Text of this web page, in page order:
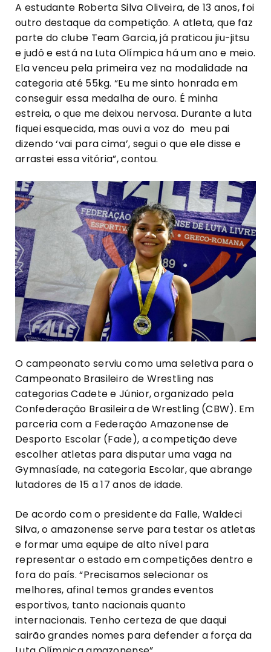
A estudante Roberta Silva Oliveira, de 13 anos, foi
outro destaque da competição. A atleta, que faz
parte do clube Team Garcia, já praticou jiu-jitsu
e judô e está na Luta Olímpica há um ano e meio.
Ela venceu pela primeira vez na modalidade na
categoria até 55kg. “Eu me sinto honrada em
conseguir essa medalha de ouro. É minha
estreia, o que me deixou nervosa. Durante a luta
fiquei esquecida, mas ouvi a voz do meu pai
dizendo ‘vai para cima’, segui o que ele disse e
arrastei essa vitória”, contou.
O campeonato serviu como uma seletiva para o
Campeonato Brasileiro de Wrestling nas
categorias Cadete e Júnior, organizado pela
Confederação Brasileira de Wrestling (CBW). Em
parceria com a Federação Amazonense de
Desporto Escolar (Fade), a competição deve
escolher atletas para disputar uma vaga na
Gymnasíade, na categoria Escolar, que abrange
lutadores de 15 a 17 anos de idade.
De acordo com o presidente da Falle, Waldeci
Silva, o amazonense serve para testar os atletas
e formar uma equipe de alto nível para
representar o estado em competições dentro e
fora do país. “Precisamos selecionar os
melhores, afinal temos grandes eventos
esportivos, tanto nacionais quanto
internacionais. Tenho certeza de que daqui
sairão grandes nomes para defender a força da